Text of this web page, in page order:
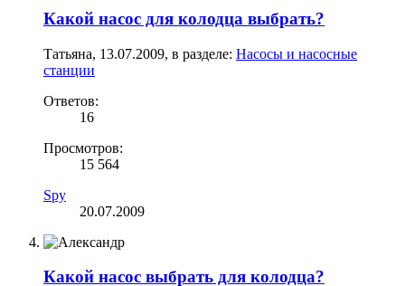
Какой насос для колодца выбрать?
Татьяна, 13.07.2009, в разделе: Насосы и насосные
станции
Ответов:
16
Просмотров:
15 564
Spy
20.07.2009
Какой насос выбрать для колодца?